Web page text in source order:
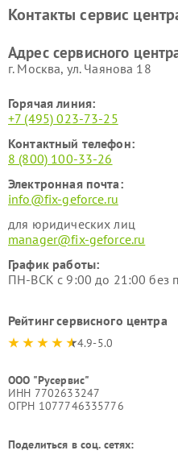
Контакты сервис
Адрес сервисного
г. Москва, ул. Чаянова 18
Горячая линия:
+7 (495) 023-73-25
Контактный телефон:
8 (800) 100-33-26
Электронная почта:
info@fix-geforce.ru
для юридических лиц
manager@fix-geforce.ru
График работы:
ПН-ВСК с 9:00 до 21:00 без
Рейтинг сервисного центра
4.9-5.0
ООО "Русервис"
ИНН 7702633247
ОГРН 1077746335776
Поделиться в соц. сетях: